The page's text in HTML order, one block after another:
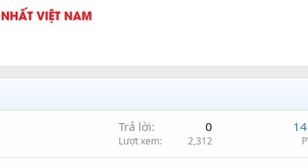
Trả lời 0
Lượt xem 2,312